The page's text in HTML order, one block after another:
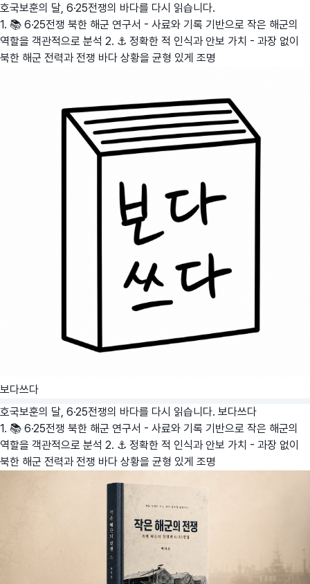
호국보훈의 달, 6·25전쟁의 바다를 다시 읽습니다.
1. 📚 6·25전쟁 북한 해군 연구서 - 사료와 기록 기반으로 작은 해군의
역할을 객관적으로 분석 2. ⚓ 정확한 적 인식과 안보 가치 - 과장 없이
북한 해군 전력과 전쟁 바다 상황을 균형 있게 조명
보다쓰다
호국보훈의 달, 6·25전쟁의 바다를 다시 읽습니다. 보다쓰다
1. 📚 6·25전쟁 북한 해군 연구서 - 사료와 기록 기반으로 작은 해군의
역할을 객관적으로 분석 2. ⚓ 정확한 적 인식과 안보 가치 - 과장 없이
북한 해군 전력과 전쟁 바다 상황을 균형 있게 조명